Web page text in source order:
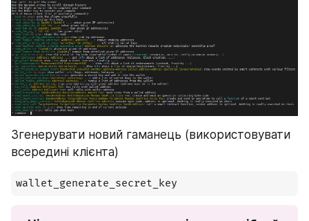
Згенерувати новий гаманець (використовувати
всередині клієнта)
wallet_generate_secret_key